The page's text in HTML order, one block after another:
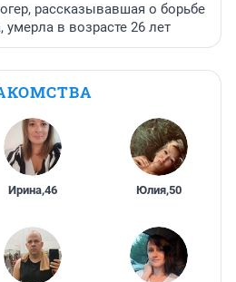
рассказывавшая о борьбе
в возрасте 26 лет
Ирина,46 Юлия,50